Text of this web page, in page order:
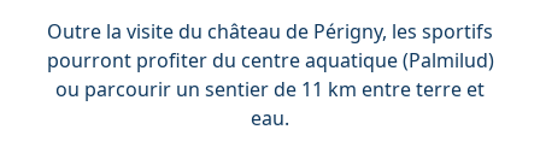
Outre la visite du château de Périgny, les sportifs
pourront profiter du centre aquatique (Palmilud)
ou parcourir un sentier de 11 km entre terre et
eau.